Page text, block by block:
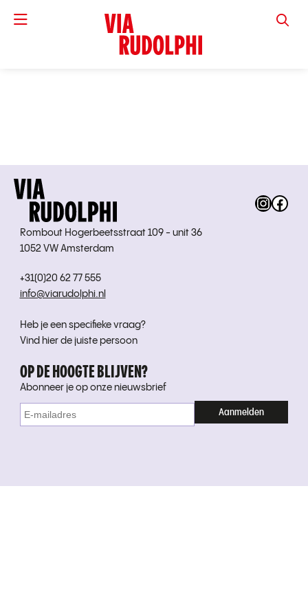
VIA
Rombout Hogerbeetsstraat 109 - unit 36
1052 VW Amsterdam
+31(0)20 62 77 555
info@viarudolphi.nl
Heb je een specifieke vraag?
Vind hier de juiste persoon
OP DE HOOGTE BLIJVEN?
Abonneer je op onze nieuwsbrief